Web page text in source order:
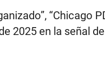
“Chicago
2025 en la señal